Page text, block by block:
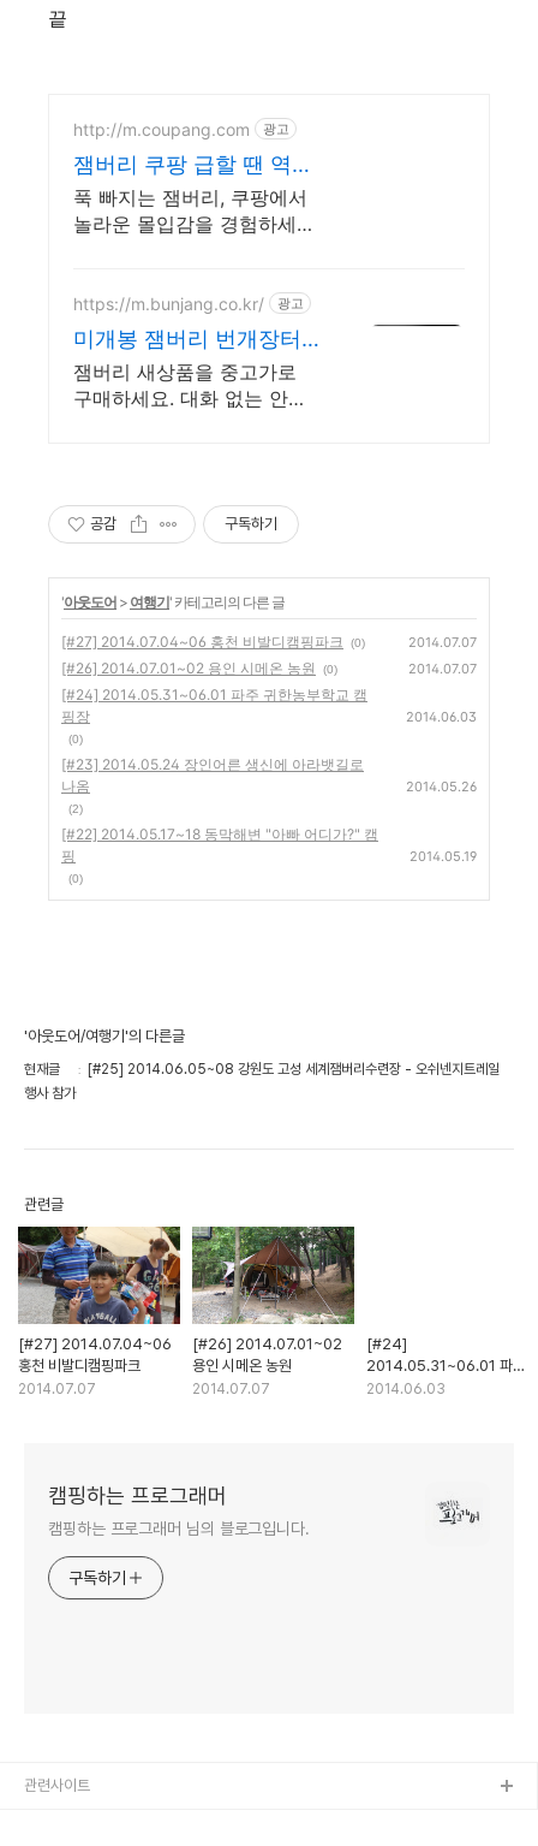
끝
http://m.coupang.com 광고
잼버리 쿠팡 급할 땐 역시
로켓배송
푹 빠지는 잼버리, 쿠팡에서
놀라운 몰입감을 경험하세요!
요.
https://m.bunjang.co.kr/ 광고
미개봉 잼버리 번개장터
국내 최대 브랜드 중고거
래
잼버리 새상품을 중고가로
구매하세요. 대화 없는 안전
규 상품 업로드
공감 구독하기
'아웃도어 > 여행기' 카테고리의 다른 글
[#27] 2014.07.04~06 홍천 비발디캠핑파크 (0) 2014.07.07
[#26] 2014.07.01~02 용인 시메온 농원 (0) 2014.07.07
[#24] 2014.05.31~06.01 파주 귀한농부학교 캠
핑장
(0)
2014.06.03
[#23] 2014.05.24 장인어른 생신에 아라뱃길로
나옴
(2)
2014.05.26
[#22] 2014.05.17~18 동막해변 "아빠 어디가?" 캠
핑
(0)
2014.05.19
'아웃도어/여행기'의 다른글
현재글
[#25] 2014.06.05~08 강원도 고성 세계잼버리수련장 - 오쉬넨지트레일
행사 참가
관련글
[#27] 2014.07.04~06
홍천 비발디캠핑파크
2014.07.07
[#26] 2014.07.01~02
용인 시메온 농원
2014.07.07
[#24]
2014.05.31~06.01 파주
귀한농부학교 캠핑장
2014.06.03
캠핑하는 프로그래머
캠핑하는 프로그래머 님의 블로그입니다.
구독하기
관련사이트